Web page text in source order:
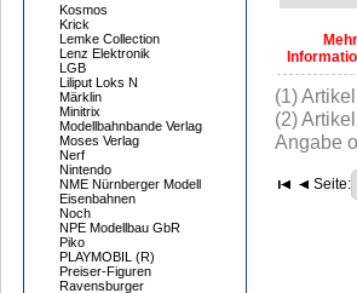
Kosmos
Krick
Lemke Collection
Lenz Elektronik
LGB
Liliput Loks N
Märklin
Minitrix
Modellbahnbande Verlag
Moses Verlag
Nerf
Nintendo
NME Nürnberger Modell
Eisenbahnen
Noch
NPE Modellbau GbR
Piko
PLAYMOBIL (R)
Preiser-Figuren
Ravensburger
Mehr
(1)
(2)
Angabe
Seite: